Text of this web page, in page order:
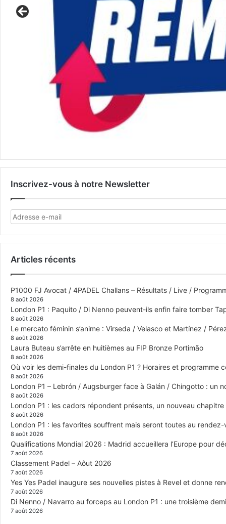
Inscrivez-vous à notre Newsletter
Articles récents
P1000 FJ Avocat / 4PADEL Challans – Résultats / Live /
8 août 2026
London P1 : Paquito / Di Nenno peuvent-ils enfin faire tomber
8 août 2026
Le mercato féminin s’anime : Virseda / Velasco et Martínez /
8 août 2026
Laura Buteau s’arrête en huitièmes au FIP Bronze Portimão
8 août 2026
Où voir les demi-finales du London P1 ? Horaires et programme
8 août 2026
London P1 – Lebrón / Augsburger face à Galán / Chingotto : un
8 août 2026
London P1 : les cadors répondent présents, un nouveau
8 août 2026
London P1 : les favorites souffrent mais seront toutes au
8 août 2026
Qualifications Mondial 2026 : Madrid accueillera l’Europe pour
7 août 2026
Classement Padel – Aôut 2026
7 août 2026
Yes Yes Padel inaugure ses nouvelles pistes à Revel et donne
7 août 2026
Di Nenno / Navarro au forceps au London P1 : une troisième
7 août 2026